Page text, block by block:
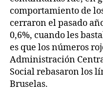
comportamiento de
cerraron el pasado
0,6%, cuando les
es que los números
Administración
Social rebasaron los
Bruselas.